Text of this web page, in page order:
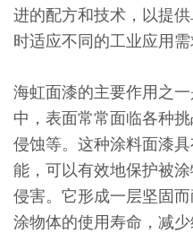
进的配方和技术，以提
时适应不同的工业应用需
海虹面漆的主要作用之
中，表面常常面临各种
侵蚀等。这种涂料面漆
能，可以有效地保护被
侵害。它形成一层坚固
涂物体的使用寿命，减少